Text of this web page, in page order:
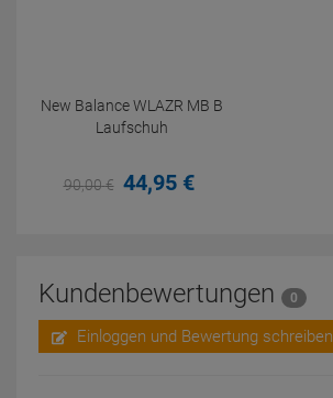
New Balance WLAZR MB B
Laufschuh
90,00€ 44,95 €
Kundenbewertungen 0
Einloggen und Bewertung schreiben